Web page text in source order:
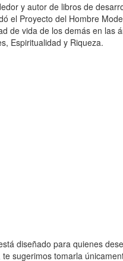
y autor de libros de
el Proyecto del Hombre
de vida de los demás en las
Espiritualidad y Riqueza.
diseñado para quienes
sugerimos tomarla